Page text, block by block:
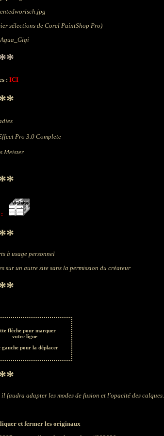
sélections de Corel PaintShop Pro)
: ICI
Pro 3.0 Complete
Meister
à usage personnel
sur un autre site sans la permission du créateur
flèche pour marquer
votre ligne
gauche pour la déplacer
faudra adapter les modes de fusion et l'opacité des calques.
et fermer les originaux